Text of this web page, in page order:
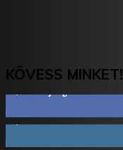
KÖVESS MINKET!
1,731 Követő